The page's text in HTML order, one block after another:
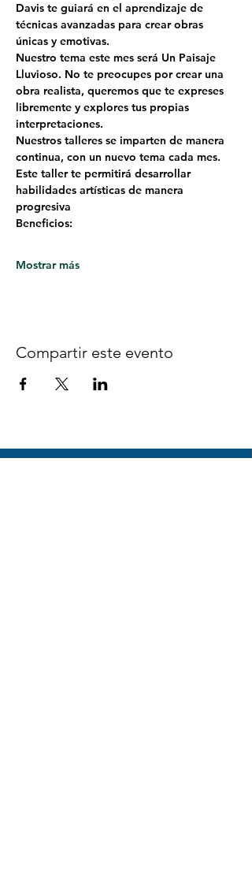
Davis te guiará en el aprendizaje de
técnicas avanzadas para crear obras
únicas y emotivas.
Nuestro tema este mes será Un Paisaje
Lluvioso. No te preocupes por crear una
obra realista, queremos que te expreses
libremente y explores tus propias
interpretaciones.
Nuestros talleres se imparten de manera
continua, con un nuevo tema cada mes.
Este taller te permitirá desarrollar
habilidades artísticas de manera
progresiva
Beneficios:
Mostrar más
Compartir este evento